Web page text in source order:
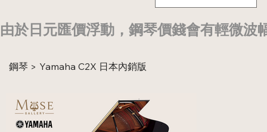
由於日元匯價浮動，鋼琴價錢會有輕微波
鋼琴 > Yamaha C2X 日本內銷版